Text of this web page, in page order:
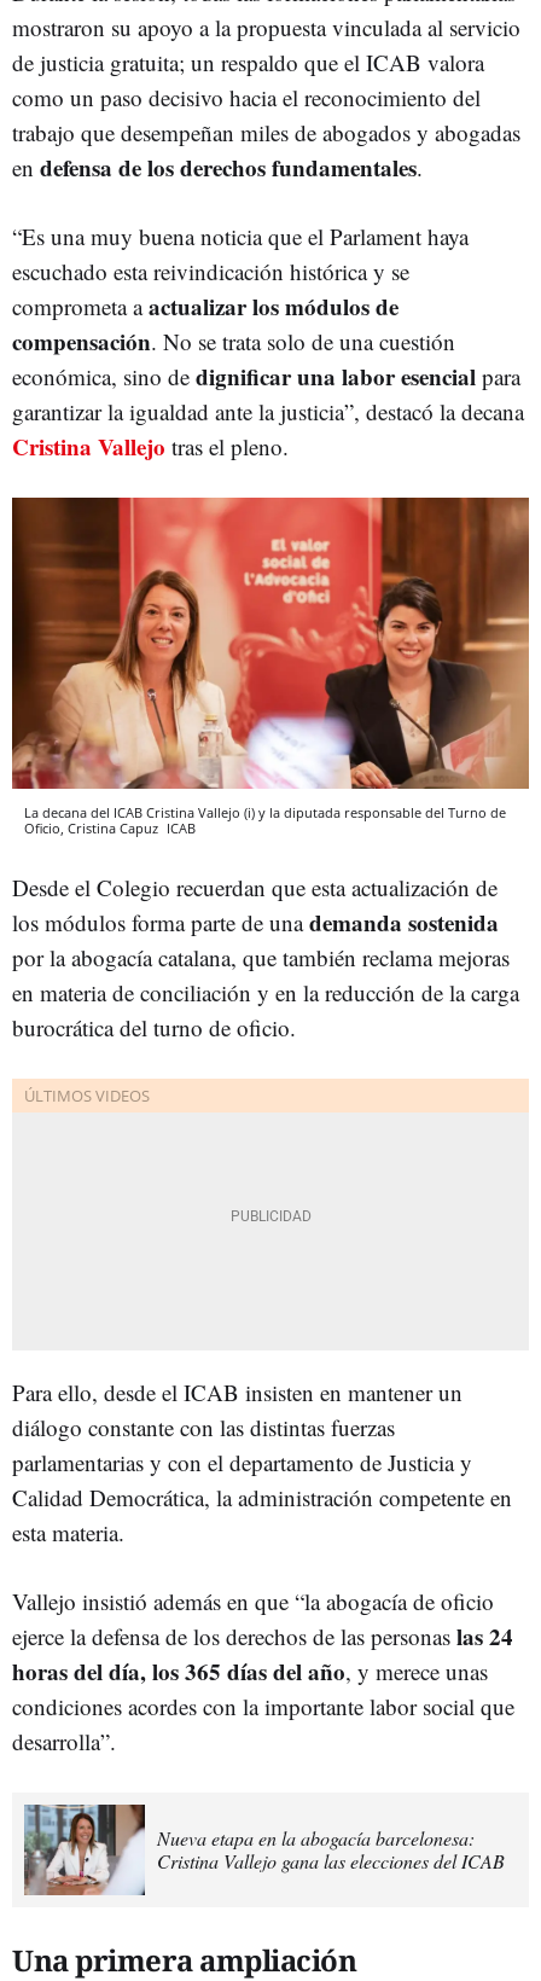
mostraron su apoyo a la propuesta vinculada al servicio
de justicia gratuita; un respaldo que el ICAB valora
como un paso decisivo hacia el reconocimiento del
trabajo que desempeñan miles de abogados y abogadas
en defensa de los derechos fundamentales.
“Es una muy buena noticia que el Parlament haya
escuchado esta reivindicación histórica y se
comprometa aactualizar los módulos de
compensación. No se trata solo de una cuestión
económica, sino de dignificar una labor esencial para
garantizar la igualdad ante la justicia”, destacó la decana
Cristina Vallejo tras el pleno.
La decana del ICAB Cristina Vallejo (i) y la diputada responsable del Turno de
Oficio, Cristina Capuz ICAB
Desde el Colegio recuerdan que esta actualización de
los módulos forma parte de unademanda sostenida
por la abogacía catalana, que también reclama mejoras
en materia de conciliación y en la reducción de la carga
burocrática del turno de oficio.
Para ello, desde el ICAB insisten en mantener un
diálogo constante con las distintas fuerzas
parlamentarias y con el departamento de Justicia y
Calidad Democrática, la administración competente en
esta materia.
Vallejo insistió además en que “la abogacía de oficio
ejerce la defensa de los derechos de las personas las 24
horas del día, los 365 días del año, y merece unas
condiciones acordes con la importante labor social que
desarrolla”.
Nueva etapa en la abogacía barcelonesa:
Cristina Vallejo gana las elecciones del ICAB
Una primera ampliación